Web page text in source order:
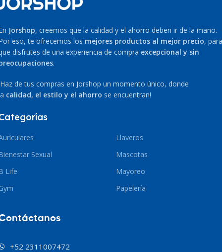
Jorshop, creemos que la calidad y el ahorro deben ir de la mano.
eso, te ofrecemos los mejores productos al mejor precio, para
disfrutes de una experiencia de compra excepcional y sin
.
de tus compras en Jorshop un momento único, donde
calidad, el estilo y el ahorro se encuentran!
Sexual
Life
Llaveros
Mascotas
Mayoreo
Papelería
+52 2311007472